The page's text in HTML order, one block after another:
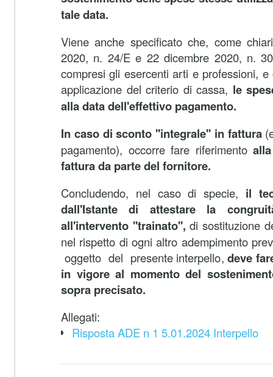
tale data.
Viene anche specificato che, come
2020, n. 24/E e 22 dicembre 2020, n.
compresi gli esercenti arti e professioni,
applicazione del criterio di cassa, le
alla data dell'effettivo pagamento.
In caso di sconto ''integrale'' in fattura
pagamento), occorre fare riferimentoalla
fattura da parte del fornitore.
Concludendo, nel caso di specie, il
dall'Istante di attestare la
all'intervento ''trainato'',di sostituzione
nel rispetto di ogni altro adempimento
oggetto del presente interpello,deve
in vigore al momento del
sopra precisato.
Allegati:
Risposta ADE n 1 5.01.2024 Interpello